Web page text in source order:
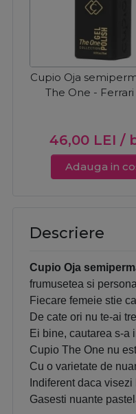
Cupio Oja
The One - Ferrari
46,00 LEI /
Adauga in
Descriere
Cupio Oja
frumusetea si
Fiecare femeie stie
De cate ori nu te-ai
Ei bine, cautarea s-a
Cupio The One nu
Cu o varietate de
Indiferent daca
Gasesti nuante